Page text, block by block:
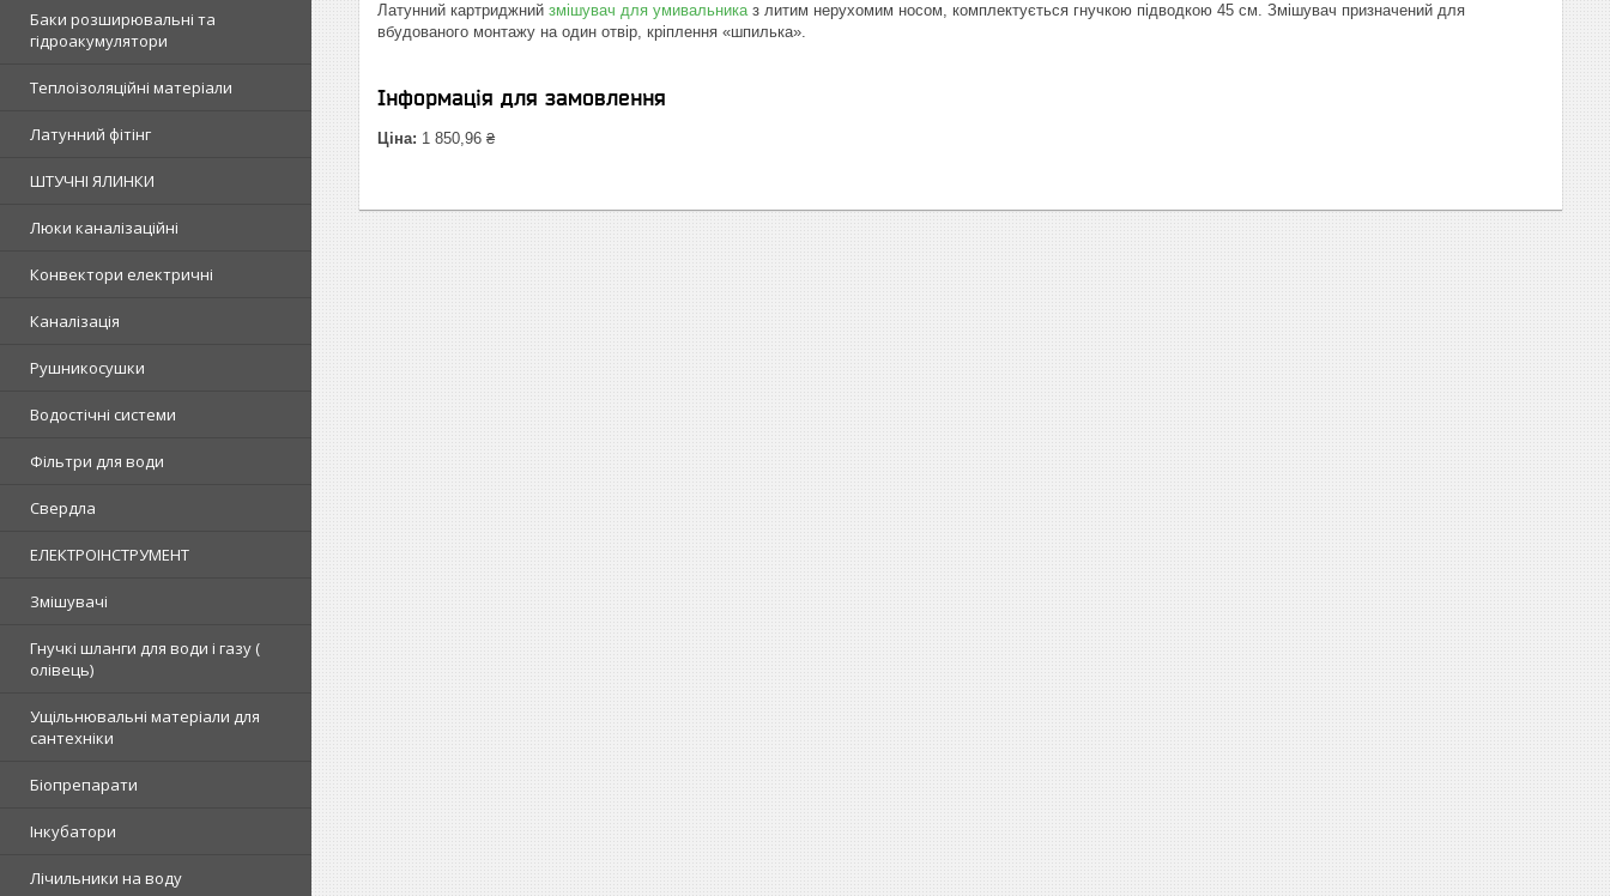
Баки розширювальні та
гідроакумулятори
Теплоізоляційні матеріали
Латунний фітінг
ШТУЧНІ ЯЛИНКИ
Люки каналізаційні
Конвектори електричні
Каналізація
Рушникосушки
Водостічні системи
Фільтри для води
Свердла
ЕЛЕКТРОІНСТРУМЕНТ
Змішувачі
Гнучкі шланги для води і газу (
олівець)
Ущільнювальні матеріали для
сантехніки
Біопрепарати
Інкубатори
Лічильники на воду
Латунний картриджний змішувач для умивальниказ литим нерухомим носом, комплектується гнучкою підводкою 45 см. Змішувач призначений для
вбудованого монтажу на один отвір, кріплення «шпилька».
Інформація для замовлення
Ціна: 1 850,96 ₴